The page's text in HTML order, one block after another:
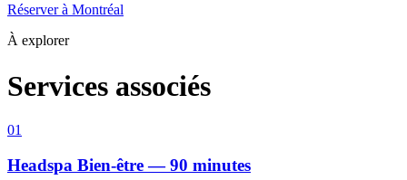
Réserver à Montréal
À explorer
Services associés
01
Headspa Bien-être — 90 minutes